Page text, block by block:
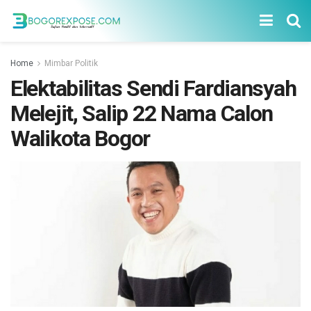
Home Mimbar Politik
Elektabilitas Sendi Fardiansyah
Melejit, Salip 22 Nama Calon
Walikota Bogor